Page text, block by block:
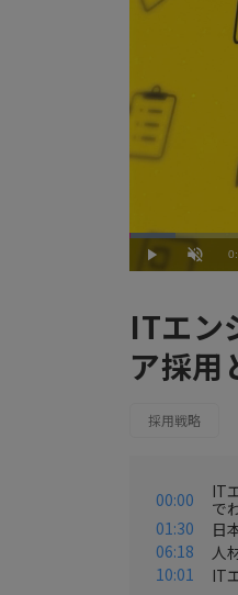
Play Unmute
Loaded:
5.64%
ITエン
ア採用
採用戦略
00:00
IT
で
01:30
日
06:18
人
10:01
IT